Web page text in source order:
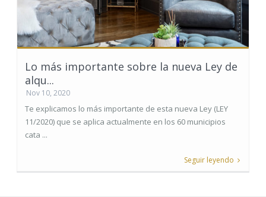
Lo más importante sobre la nueva Ley de
alqu...
Nov 10, 2020
Te explicamos lo más importante de esta nueva Ley (LEY
11/2020) que se aplica actualmente en los 60 municipios
cata ...
Seguir leyendo